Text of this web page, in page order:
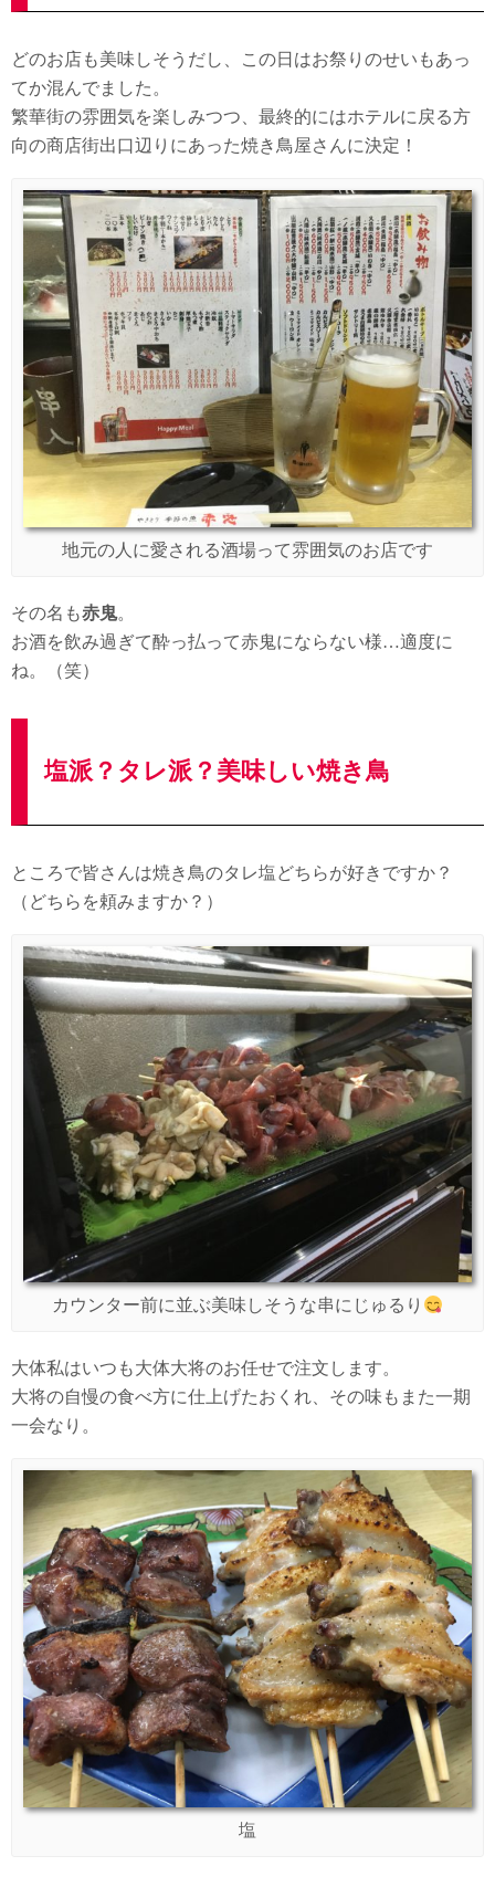
どのお店も美味しそうだし、この日はお祭りのせいもあっ
てか混んでました。
繁華街の雰囲気を楽しみつつ、最終的にはホテルに戻る方
向の商店街出口辺りにあった焼き鳥屋さんに決定！
地元の人に愛される酒場って雰囲気のお店です
その名も赤鬼。
お酒を飲み過ぎて酔っ払って赤鬼にならない様…適度に
ね。（笑）
塩派？タレ派？美味しい焼き鳥
ところで皆さんは焼き鳥のタレ塩どちらが好きですか？
（どちらを頼みますか？）
カウンター前に並ぶ美味しそうな串にじゅるり
大体私はいつも大体大将のお任せで注文します。
大将の自慢の食べ方に仕上げたおくれ、その味もまた一期
一会なり。
塩